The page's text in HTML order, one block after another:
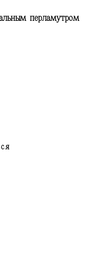
перламутром